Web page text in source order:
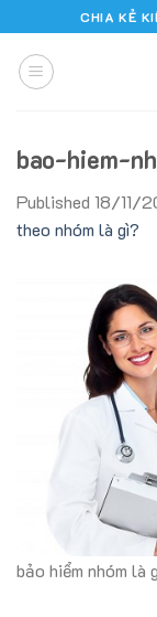
to
content
CHIA KẺ
bao-hiem-
Published 18/11/
theo nhóm là gì?
bảo hiểm nhóm là